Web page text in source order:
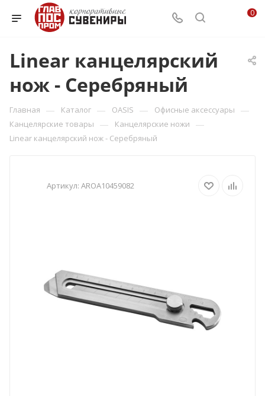
0
Linear канцелярский
нож - Серебряный
Главная — Каталог — OASIS — Офисные аксессуары —
Канцелярские товары — Канцелярские ножи —
Linear канцелярский нож - Серебряный
Артикул: AROA10459082